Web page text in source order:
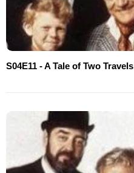
S04E11 - A Tale of Two Travels